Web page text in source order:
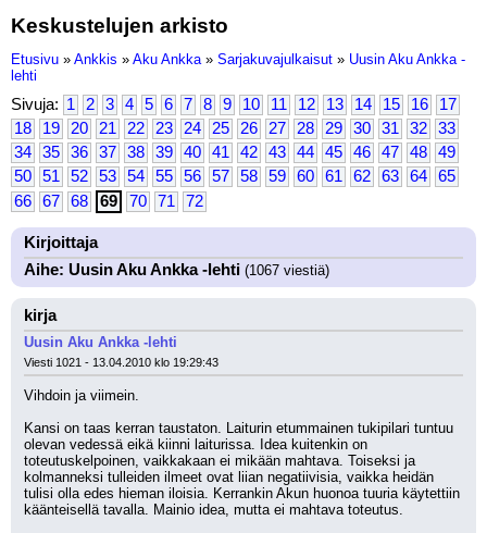
Keskustelujen arkisto
Etusivu » Ankkis » Aku Ankka » Sarjakuvajulkaisut » Uusin Aku Ankka -
lehti
Sivuja: 1 2 3 4 5 6 7 8 9 10 11 12 13 14 15 16
17
18
19 20 21 22 23 24 25 26 27 28 29 30 31 32
33
34
35 36 37 38 39 40 41 42 43 44 45 46 47 48
49
50
51 52 53 54 55 56 57 58 59 60 61 62 63 64
65
66
67 68 69 70 71 72
Kirjoittaja
Aihe: Uusin Aku Ankka -lehti (1067 viestiä)
kirja
Uusin Aku Ankka -lehti
Viesti 1021 - 13.04.2010 klo 19:29:43
Vihdoin ja viimein.
Kansi on taas kerran taustaton. Laiturin etummainen tukipilari tuntuu
olevan vedessä eikä kiinni laiturissa. Idea kuitenkin on
toteutuskelpoinen, vaikkakaan ei mikään mahtava. Toiseksi ja
kolmanneksi tulleiden ilmeet ovat liian negatiivisia, vaikka heidän
tulisi olla edes hieman iloisia. Kerrankin Akun huonoa tuuria käytettiin
käänteisellä tavalla. Mainio idea, mutta ei mahtava toteutus.